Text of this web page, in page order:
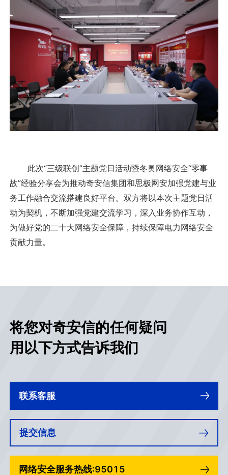
此次“三级联创”主题党日活动暨冬奥网络安全“零事
故”经验分享会为推动奇安信集团和思极网安加强党建与业
务工作融合交流搭建良好平台。双方将以本次主题党日活
动为契机，不断加强党建交流学习，深入业务协作互动，
为做好党的二十大网络安全保障，持续保障电力网络安全
贡献力量。
将您对奇安信的任何疑问
用以下方式告诉我们
联系客服
提交信息
网络安全服务热线:95015